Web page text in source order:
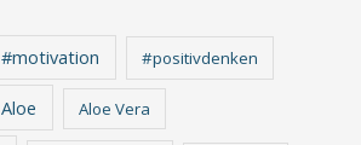
#motivation #positivdenken
Aloe Aloe Vera